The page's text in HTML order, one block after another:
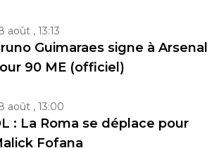
août , 13:13
Guimaraes signe à Arsenal
90 ME (officiel)
août , 13:00
: La Roma se déplace pour
Fofana